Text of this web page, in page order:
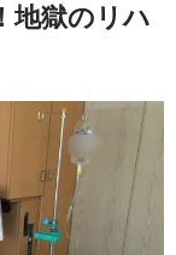
地獄のリハ